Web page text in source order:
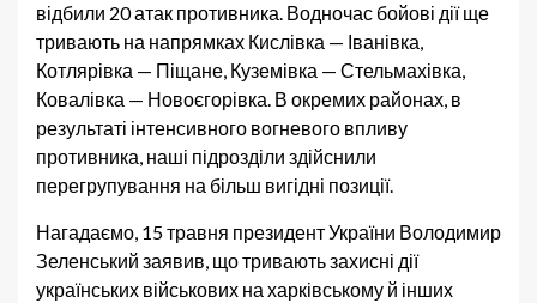
відбили 20 атак противника. Водночас бойові дії ще
тривають на напрямках Кислівка — Іванівка,
Котлярівка — Піщане, Куземівка — Стельмахівка,
Ковалівка — Новоєгорівка. В окремих районах, в
результаті інтенсивного вогневого впливу
противника, наші підрозділи здійснили
перегрупування на більш вигідні позиції.
Нагадаємо, 15 травня президент України Володимир
Зеленський заявив, що тривають захисні дії
українських військових на харківському й інших